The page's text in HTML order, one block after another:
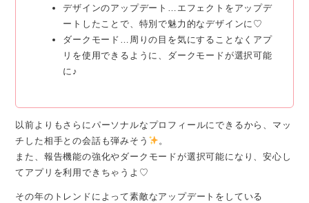
デザインのアップデート…エフェクトをアップデ
ートしたことで、特別で魅力的なデザインに♡
ダークモード…周りの目を気にすることなくアプ
リを使用できるように、ダークモードが選択可能
に♪
以前よりもさらにパーソナルなプロフィールにできるから、マッ
チした相手との会話も弾みそう
。
また、報告機能の強化やダークモードが選択可能になり、安心し
てアプリを利用できちゃうよ♡
その年のトレンドによって素敵なアップデートをしている